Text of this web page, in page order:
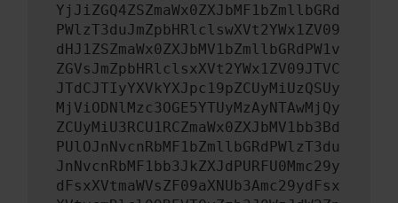
YjJiZGQ4ZSZmaWx0ZXJbMF1bZmllbGRd
PWlzT3duJmZpbHRlclswXVt2YWx1ZV09
dHJ1ZSZmaWx0ZXJbMV1bZmllbGRdPW1v
ZGVsJmZpbHRlclsxXVt2YWx1ZV09JTVC
JTdCJTIyYXVkYXJpc19pZCUyMiUzQSUy
MjViODNlMzc3OGE5YTUyMzAyNTAwMjQy
ZCUyMiU3RCU1RCZmaWx0ZXJbMV1bb3Bd
PUlOJnNvcnRbMF1bZmllbGRdPWlzT3du
JnNvcnRbMF1bb3JkZXJdPURFU0Mmc29y
dFsxXVtmaWVsZF09aXNUb3Amc29ydFsx